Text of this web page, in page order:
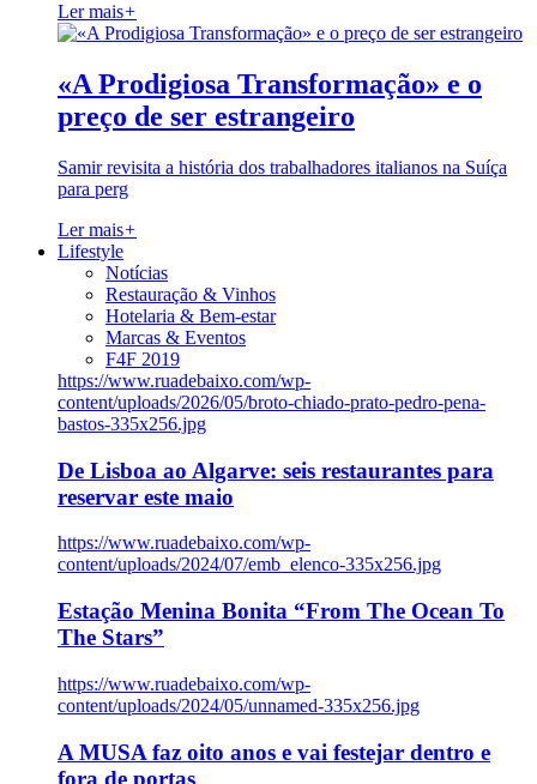
Ler mais+
«A Prodigiosa Transformação» e o
preço de ser estrangeiro
Samir revisita a história dos trabalhadores italianos na Suíça
para perg
Ler mais+
Lifestyle
Notícias
Restauração & Vinhos
Hotelaria & Bem-estar
Marcas & Eventos
F4F 2019
https://www.ruadebaixo.com/wp-
content/uploads/2026/05/broto-chiado-prato-pedro-pena-
bastos-335x256.jpg
De Lisboa ao Algarve: seis restaurantes para
reservar este maio
https://www.ruadebaixo.com/wp-
content/uploads/2024/07/emb_elenco-335x256.jpg
Estação Menina Bonita “From The Ocean To
The Stars”
https://www.ruadebaixo.com/wp-
content/uploads/2024/05/unnamed-335x256.jpg
A MUSA faz oito anos e vai festejar dentro e
fora de portas